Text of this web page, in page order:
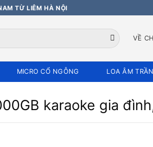
TỪ LIÊM HÀ NỘI
VỀ
MICRO CỔ NGỖNG LOA ÂM TRẦN
karaoke gia